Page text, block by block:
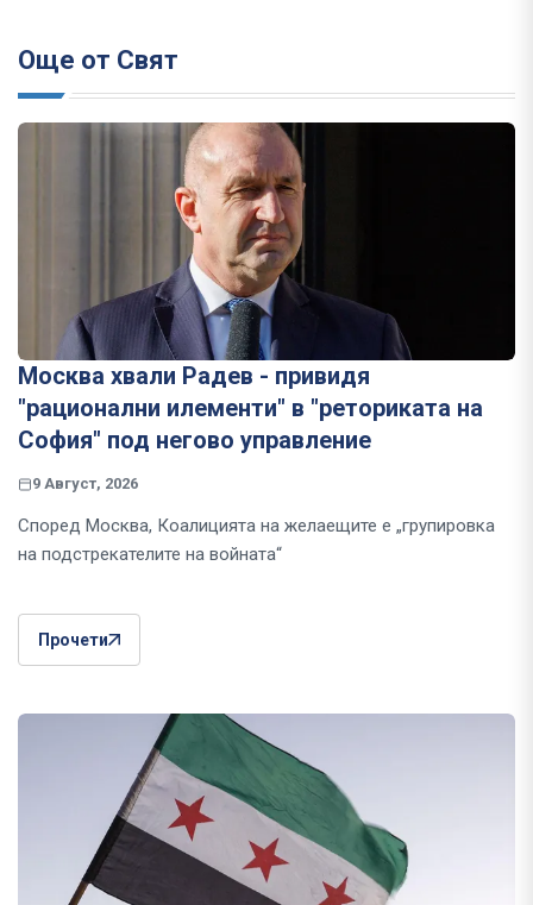
Още от Свят
Москва хвали Радев - привидя
"рационални илементи" в "реториката на
София" под негово управление
9 Август, 2026
Според Москва, Коалицията на желаещите е „групировка
на подстрекателите на войната“
Прочети